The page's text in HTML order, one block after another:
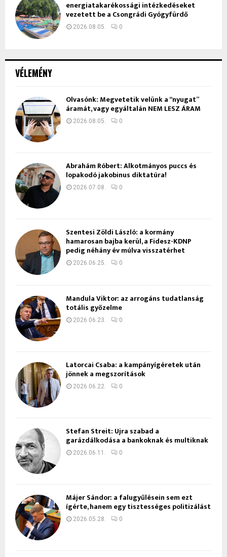
VÉLEMÉNY
Olvasónk: Megvetetik velünk a “nyugat”
áramát, vagy egyáltalán NEM LESZ ÁRAM
2026.08.05. 0
Ábrahám Róbert: Alkotmányos puccs és
lopakodó jakobinus diktatúra!
2026.07.08. 0
Szentesi Zöldi László: a kormány
hamarosan bajba kerül, a Fidesz-KDNP
pedig néhány év múlva visszatérhet
2026.06.25. 0
Mandula Viktor: az arrogáns tudatlanság
totális győzelme
2026.06.23. 0
Latorcai Csaba: a kampányígéretek után
jönnek a megszorítások
2026.06.22. 0
Stefan Streit: Újra szabad a
garázdálkodása a bankoknak és multiknak
2026.06.11. 0
Májer Sándor: a falugyűlésein sem ezt
ígérte, hanem egy tisztességes politizálást
2026.05.28. 0
energiatakarékossági intézkedéseket
vezetett be a Csongrádi Gyógyfürdő
2026.08.05. 0